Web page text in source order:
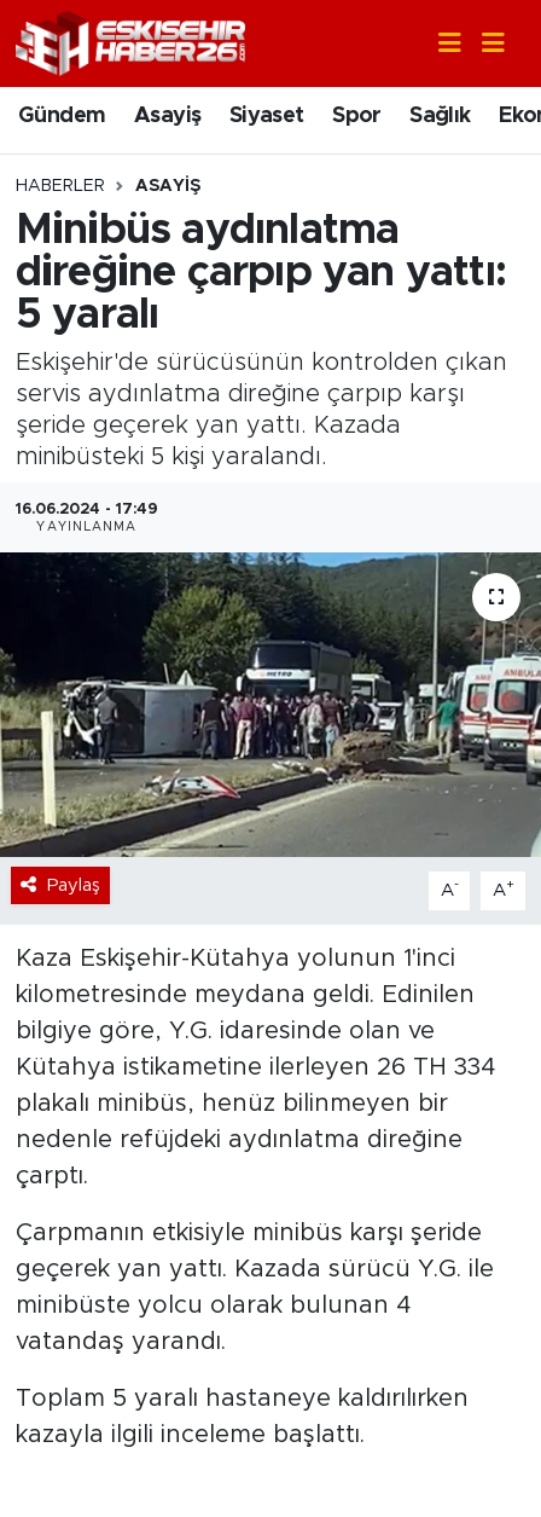
Gündem Asayiş Siyaset Spor Sağlık
HABERLER ASAYIŞ
Minibüs aydınlatma
direğine çarpıp yan yattı:
5 yaralı
Eskişehir'de sürücüsünün kontrolden çıkan
servis aydınlatma direğine çarpıp karşı
şeride geçerek yan yattı. Kazada
minibüsteki 5 kişi yaralandı.
16.06.2024 - 17:49
YAYINLANMA
Paylaş A- A+
Kaza Eskişehir-Kütahya yolunun 1'inci
kilometresinde meydana geldi. Edinilen
bilgiye göre, Y.G. idaresinde olan ve
Kütahya istikametine ilerleyen 26 TH 334
plakalı minibüs, henüz bilinmeyen bir
nedenle refüjdeki aydınlatma direğine
çarptı.
Çarpmanın etkisiyle minibüs karşı şeride
geçerek yan yattı. Kazada sürücü Y.G. ile
minibüste yolcu olarak bulunan 4
vatandaş yarandı.
Toplam 5 yaralı hastaneye kaldırılırken
kazayla ilgili inceleme başlattı.
Gündem
Asayiş
Siyaset
Spor
Sağlık
Ekonomi
Eğitim
Sanat
Bölge
Teknoloji
Magazin
Dünya
Sektör
Nöbetçi Eczaneler
Hava Durumu
Trafik Durumu
Süper Lig Puan Durumu ve Fikstür
Tüm Manşetler
Son Dakika Haberleri
Haber Arşivi